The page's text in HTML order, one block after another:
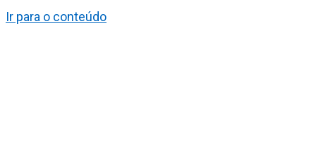
Ir para o conteúdo